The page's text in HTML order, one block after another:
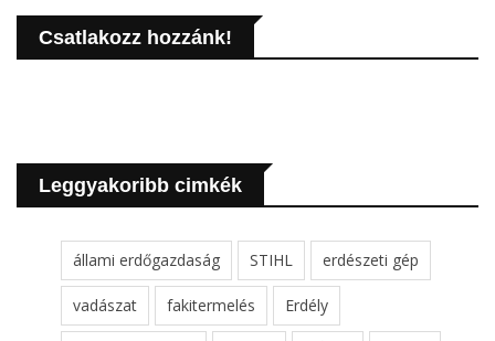
Csatlakozz hozzánk!
Leggyakoribb cimkék
állami erdőgazdaság STIHL erdészeti gép
vadászat fakitermelés Erdély